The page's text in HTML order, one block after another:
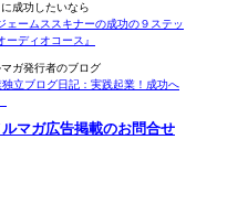
成功したいなら
ェームススキナーの成功の９ステッ
ーディオコース』
ガ発行者のブログ
独立ブログ日記：実践起業！成功へ
マガ広告掲載のお問合せ